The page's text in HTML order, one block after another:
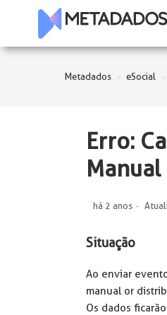
Metadados eSocial
Erro:
há 2 anos
Situação
Ao enviar
manual or
Os dados